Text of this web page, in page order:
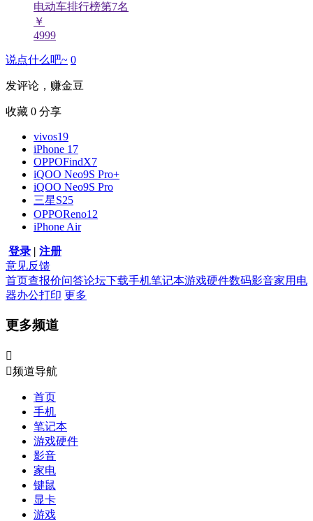
电动车排行榜第7名
￥
4999
说点什么吧~ 0
发评论，赚金豆
收藏 0 分享
vivos19
iPhone 17
OPPOFindX7
iQOO Neo9S Pro+
iQOO Neo9S Pro
三星S25
OPPOReno12
iPhone Air
登录 | 注册
意见反馈
首页查报价问答论坛下载手机笔记本游戏硬件数码影音家用电
器办公打印 更多
更多频道

频道导航
首页
手机
笔记本
游戏硬件
影音
家电
键鼠
显卡
游戏